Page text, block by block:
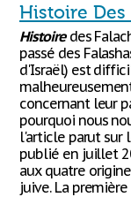
Histoire Des
Histoiredes
passé des
d'Israël) est
concernant leur
pourquoi nous
l'article parut sur
publié en juillet
aux quatre
juive. La première